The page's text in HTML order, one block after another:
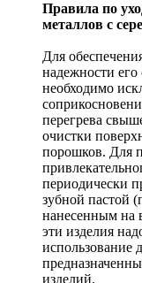
Правила по
металлов с
Для
надежности
необходимо
перегрева
очистки
порошков. Для
периодически
зубной пастой
нанесенным на
эти изделия
использование
изделий.